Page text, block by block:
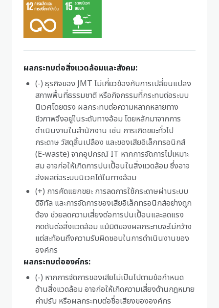
ผลกระทบต่อสิ่งแวดล้อมและสังคม:
(-) ธุรกิจของ JMT ไม่เกี่ยวข้องกับการเปลี่ยนแปลง
สภาพพื้นที่ธรรมชาติ หรือกิจกรรมที่กระทบต่อระบบ
นิเวศโดยตรง ผลกระทบต่อความหลากหลายทาง
ชีวภาพจึงอยู่ในระดับทางอ้อม โดยหลักมาจากการ
ดำเนินงานในสำนักงาน เช่น การเกิดขยะทั่วไป
กระดาษ วัสดุสิ้นเปลือง และของเสียอิเล็กทรอนิกส์
(E-waste) จากอุปกรณ์ IT หากการจัดการไม่เหมาะ
สม อาจก่อให้เกิดการปนเปื้อนในสิ่งแวดล้อม ซึ่งอาจ
ส่งผลต่อระบบนิเวศได้ในทางอ้อม
(+) การคัดแยกขยะ การลดการใช้กระดาษผ่านระบบ
ดิจิทัล และการจัดการของเสียอิเล็กทรอนิกส์อย่างถูก
ต้อง ช่วยลดความเสี่ยงต่อการปนเปื้อนและลดแรง
กดดันต่อสิ่งแวดล้อม แม้มิติของผลกระทบจะไม่กว้าง
แต่สะท้อนถึงความรับผิดชอบในการดำเนินงานของ
องค์กร
ผลกระทบต่อองค์กร:
(-) หากการจัดการของเสียไม่เป็นไปตามข้อกำหนด
ด้านสิ่งแวดล้อม อาจก่อให้เกิดความเสี่ยงด้านกฎหมาย
ค่าปรับ หรือผลกระทบต่อชื่อเสียงขององค์กร